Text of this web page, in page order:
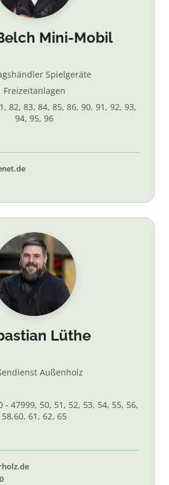
Mini-Mobil
Spielgeräte
Freizeitanlagen
82, 83, 84, 85, 86, 90, 91, 92, 93,
94, 95, 96
Lüthe
Außenholz
- 47999, 50, 51, 52, 53, 54, 55, 56,
58,60, 61, 62, 65